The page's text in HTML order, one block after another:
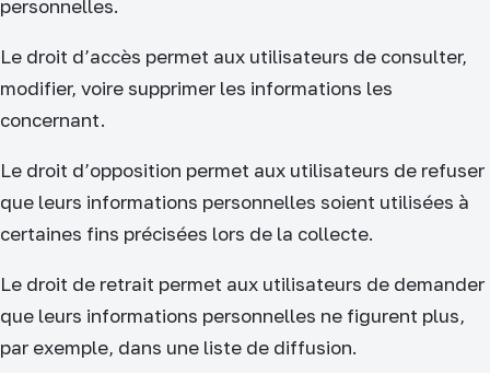
personnelles.
Le droit d’accès permet aux utilisateurs de consulter,
modifier, voire supprimer les informations les
concernant.
Le droit d’opposition permet aux utilisateurs de refuser
que leurs informations personnelles soient utilisées à
certaines fins précisées lors de la collecte.
Le droit de retrait permet aux utilisateurs de demander
que leurs informations personnelles ne figurent plus,
par exemple, dans une liste de diffusion.